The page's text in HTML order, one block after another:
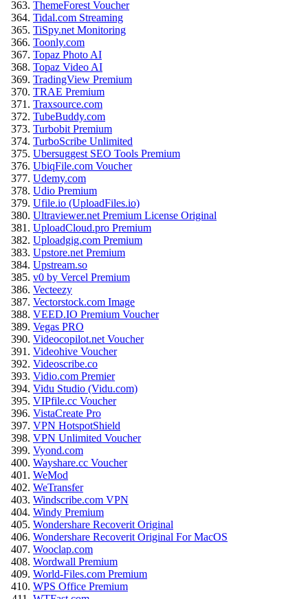
ThemeForest Voucher
Tidal.com Streaming
TiSpy.net Monitoring
Toonly.com
Topaz Photo AI
Topaz Video AI
TradingView Premium
TRAE Premium
Traxsource.com
TubeBuddy.com
Turbobit Premium
TurboScribe Unlimited
Ubersuggest SEO Tools Premium
UbiqFile.com Voucher
Udemy.com
Udio Premium
Ufile.io (UploadFiles.io)
Ultraviewer.net Premium License Original
UploadCloud.pro Premium
Uploadgig.com Premium
Upstore.net Premium
Upstream.so
v0 by Vercel Premium
Vecteezy
Vectorstock.com Image
VEED.IO Premium Voucher
Vegas PRO
Videocopilot.net Voucher
Videohive Voucher
Videoscribe.co
Vidio.com Premier
Vidu Studio (Vidu.com)
VIPfile.cc Voucher
VistaCreate Pro
VPN HotspotShield
VPN Unlimited Voucher
Vyond.com
Wayshare.cc Voucher
WeMod
WeTransfer
Windscribe.com VPN
Windy Premium
Wondershare Recoverit Original
Wondershare Recoverit Original For MacOS
Wooclap.com
Wordwall Premium
World-Files.com Premium
WPS Office Premium